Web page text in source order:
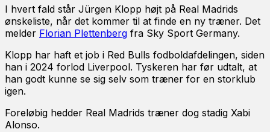
I hvert fald står Jürgen Klopp højt på Real Madrids
ønskeliste, når det kommer til at finde en ny træner. Det
melder Florian Plettenberg fra Sky Sport Germany.
Klopp har haft et job i Red Bulls fodboldafdelingen, siden
han i 2024 forlod Liverpool. Tyskeren har før udtalt, at
han godt kunne se sig selv som træner for en storklub
igen.
Foreløbig hedder Real Madrids træner dog stadig Xabi
Alonso.